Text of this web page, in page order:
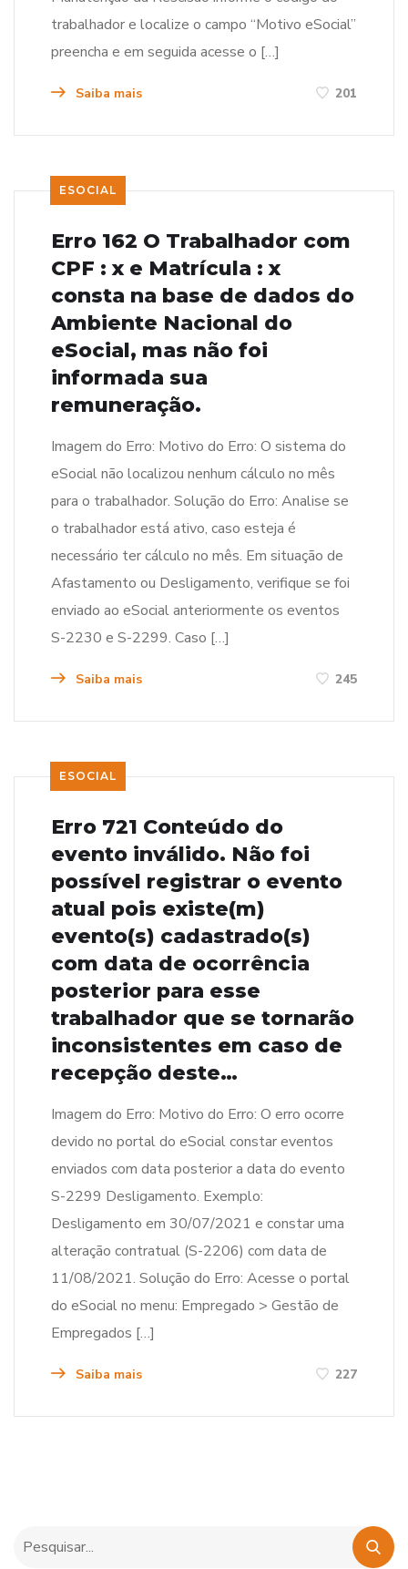
trabalhador e localize o campo “Motivo eSocial”
preencha e em seguida acesse o […]
Saiba mais 201
ESOCIAL
Erro 162 O Trabalhador com
CPF : x e Matrícula : x
consta na base de dados do
Ambiente Nacional do
eSocial, mas não foi
informada sua
remuneração.
Imagem do Erro: Motivo do Erro: O sistema do
eSocial não localizou nenhum cálculo no mês
para o trabalhador. Solução do Erro: Analise se
o trabalhador está ativo, caso esteja é
necessário ter cálculo no mês. Em situação de
Afastamento ou Desligamento, verifique se foi
enviado ao eSocial anteriormente os eventos
S-2230 e S-2299. Caso […]
Saiba mais 245
ESOCIAL
Erro 721 Conteúdo do
evento inválido. Não foi
possível registrar o evento
atual pois existe(m)
evento(s) cadastrado(s)
com data de ocorrência
posterior para esse
trabalhador que se tornarão
inconsistentes em caso de
recepção deste…
Imagem do Erro: Motivo do Erro: O erro ocorre
devido no portal do eSocial constar eventos
enviados com data posterior a data do evento
S-2299 Desligamento. Exemplo:
Desligamento em 30/07/2021 e constar uma
alteração contratual (S-2206) com data de
11/08/2021. Solução do Erro: Acesse o portal
do eSocial no menu: Empregado > Gestão de
Empregados […]
Saiba mais 227